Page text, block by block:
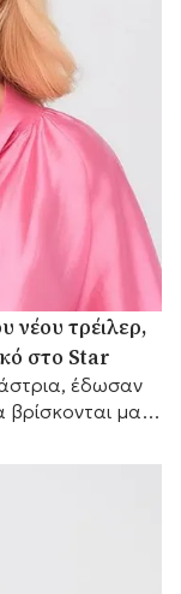
νέου τρέιλερ,
στο Star
έδωσαν
μαζί